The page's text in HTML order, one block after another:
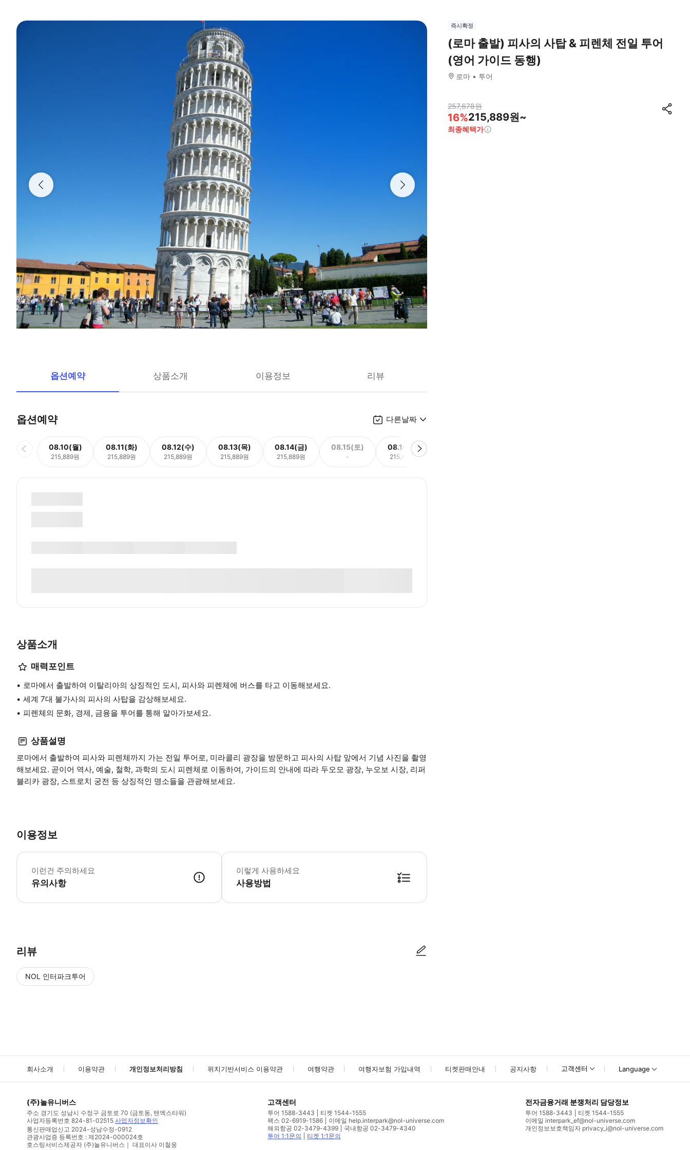
옵션예약 상품소개 이용정보 리뷰
옵션예약 다른날짜
08.10(월)
215,889원
08.11(화)
215,889원
08.12(수)
215,889원
08.13(목)
215,889원
08.14(금)
215,889원
08.15(토)
-
08.16(일)
215,889원
상품소개
매력포인트
로마에서 출발하여 이탈리아의 상징적인 도시, 피사와 피렌체에 버스를 타고 이동해보세요.
세계 7대 불가사의 피사의 사탑을 감상해보세요.
피렌체의 문화, 경제, 금융을 투어를 통해 알아가보세요.
상품설명
로마에서 출발하여 피사와 피렌체까지 가는 전일 투어로, 미라콜리 광장을 방문하고 피사의 사탑 앞에서 기념 사진을 촬영
해보세요. 곧이어 역사, 예술, 철학, 과학의 도시 피렌체로 이동하여, 가이드의 안내에 따라 두오모 광장, 누오보 시장, 리퍼
블리카 광장, 스트로치 궁전 등 상징적인 명소들을 관광해보세요.
이용정보
이런건 주의하세요
유의사항
어린이 규정 -2세 및 그 미만 유아는 무료입니다. (*별도로 좌석이 제공되지 않습니다.) 필수 안내 -거동이 불편하신 분께서는 투어 참여를 권장하지 않습
이렇게 사용하세요
사용방법
리뷰
NOL 인터파크투어
즉시확정
(로마 출발) 피사의 사탑 & 피렌체 전일 투어
(영어 가이드 동행)
로마 투어
257,678원
16%215,889원~
최종혜택가
회사소개 이용약관 개인정보처리방침 위치기반서비스 이용약관 여행약관 여행자보험 가입내역 티켓판매안내 공지사항 고객센터 Language
(주)놀유니버스
주소 경기도 성남시 수정구 금토로 70 (금토동, 텐엑스타워)
사업자등록번호 824-81-02515 사업자정보확인
통신판매업신고 2024-성남수정-0912
관광사업증 등록번호 : 제2024-000024호
호스팅서비스제공자 (주)놀유니버스｜ 대표이사 이철웅
고객센터
투어 1588-3443
티켓 1544-1555
팩스 02-6919-1586
이메일 help.interpark@nol-universe.com
해외항공 02-3479-4399
국내항공 02-3479-4340
투어 1:1문의
티켓 1:1문의
전자금융거래 분쟁처리 담당정보
투어 1588-3443
티켓 1544-1555
이메일 interpark_ef@nol-universe.com
개인정보보호책임자 privacy_i@nol-universe.com